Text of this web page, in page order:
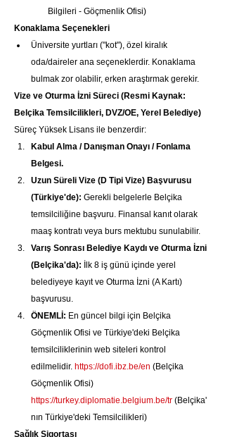
Bilgileri - Göçmenlik Ofisi)
Konaklama Seçenekleri
Üniversite yurtları ("kot"), özel kiralık
oda/daireler ana seçeneklerdir. Konaklama
bulmak zor olabilir, erken araştırmak gerekir.
Vize ve Oturma İzni Süreci (Resmi Kaynak:
Belçika Temsilcilikleri, DVZ/OE, Yerel Belediye)
Süreç Yüksek Lisans ile benzerdir:
Kabul Alma / Danışman Onayı / Fonlama
Belgesi.
Uzun Süreli Vize (D Tipi Vize) Başvurusu
(Türkiye'de): Gerekli belgelerle Belçika
temsilciliğine başvuru. Finansal kanıt olarak
maaş kontratı veya burs mektubu sunulabilir.
Varış Sonrası Belediye Kaydı ve Oturma İzni
(Belçika'da): İlk 8 iş günü içinde yerel
belediyeye kayıt ve Oturma İzni (A Kartı)
başvurusu.
ÖNEMLİ: En güncel bilgi için Belçika
Göçmenlik Ofisi ve Türkiye'deki Belçika
temsilciliklerinin web siteleri kontrol
edilmelidir. https://dofi.ibz.be/en (Belçika
Göçmenlik Ofisi)
https://turkey.diplomatie.belgium.be/tr (Belçika'
nın Türkiye'deki Temsilcilikleri)
Sağlık Sigortası